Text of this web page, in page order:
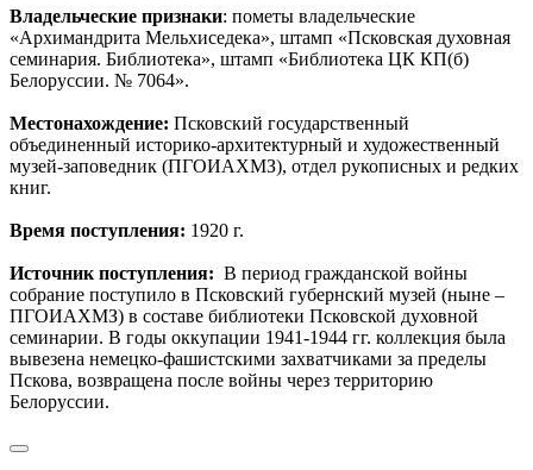
Владельческие признаки: пометы владельческие
«Архимандрита Мельхиседека», штамп «Псковская духовная
семинария. Библиотека», штамп «Библиотека ЦК КП(б)
Белоруссии. № 7064».
Местонахождение: Псковский государственный
объединенный историко-архитектурный и художественный
музей-заповедник (ПГОИАХМЗ), отдел рукописных и редких
книг.
Время поступления: 1920 г.
Источник поступления: В период гражданской войны
собрание поступило в Псковский губернский музей (ныне –
ПГОИАХМЗ) в составе библиотеки Псковской духовной
семинарии. В годы оккупации 1941-1944 гг. коллекция была
вывезена немецко-фашистскими захватчиками за пределы
Пскова, возвращена после войны через территорию
Белоруссии.